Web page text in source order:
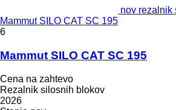
nov rezalnik
Mammut SILO CAT SC 195
6
Mammut SILO CAT SC 195
Cena na zahtevo
Rezalnik silosnih blokov
2026